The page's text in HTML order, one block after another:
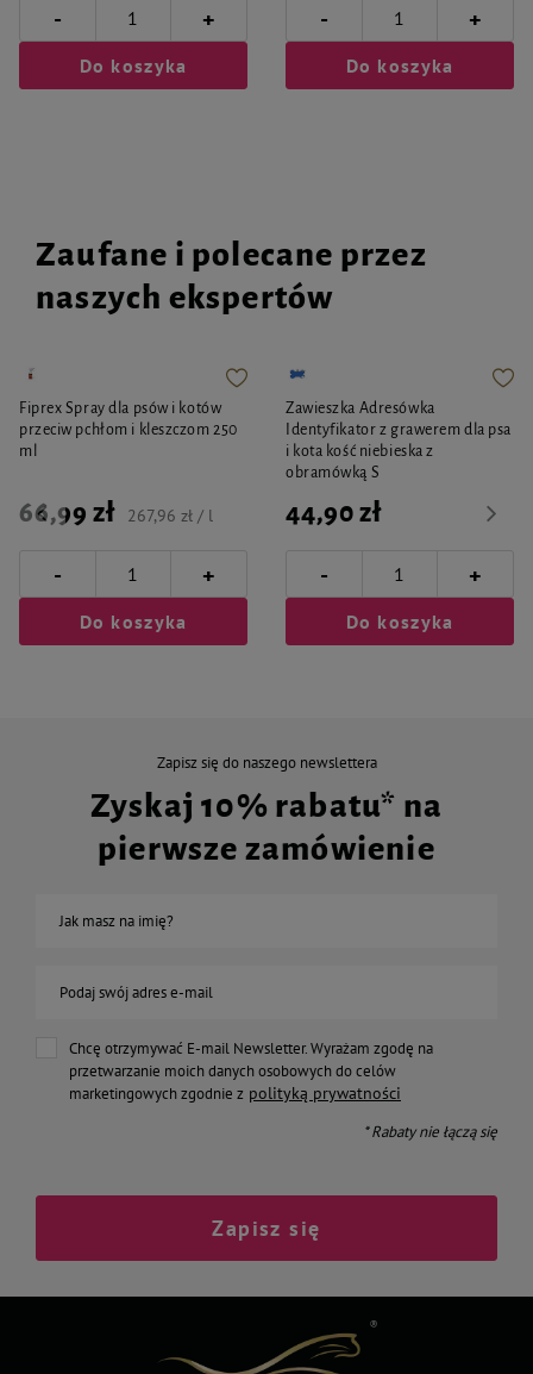
- +
Do koszyka
- +
Do koszyka
Zaufane i polecane przez
naszych ekspertów
Fiprex Spray dla psów i kotów
przeciw pchłom i kleszczom 250
ml
66,99 zł 267,96 zł / l
- +
Do koszyka
Zawieszka Adresówka
Identyfikator z grawerem dla psa
i kota kość niebieska z
obramówką S
44,90 zł
- +
Do koszyka
Zapisz się do naszego newslettera
Zyskaj 10% rabatu* na
pierwsze zamówienie
Jak masz na imię?
Podaj swój adres e-mail
Chcę otrzymywać E-mail Newsletter. Wyrażam zgodę na
przetwarzanie moich danych osobowych do celów
marketingowych zgodnie z polityką prywatności
* Rabaty nie łączą się
Zapisz się